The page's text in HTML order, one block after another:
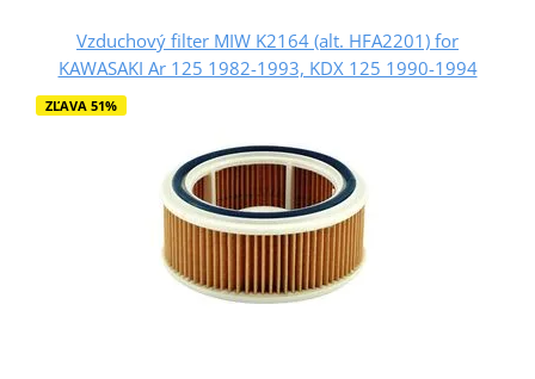
Vzduchový filter MIW K2164 (alt. HFA2201) for
KAWASAKI Ar 125 1982-1993, KDX 125 1990-1994
ZĽAVA 51%